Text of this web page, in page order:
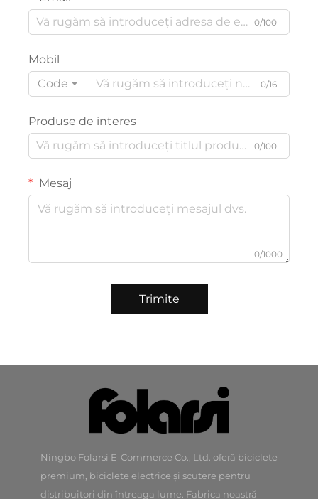
0/100
Mobil
Code
0/16
Produse de interes
0/100
Mesaj
0/1000
Trimite
Ningbo Folarsi E-Commerce Co., Ltd. oferă biciclete
premium, biciclete electrice și scutere pentru
distribuitori din întreaga lume. Fabrica noastră